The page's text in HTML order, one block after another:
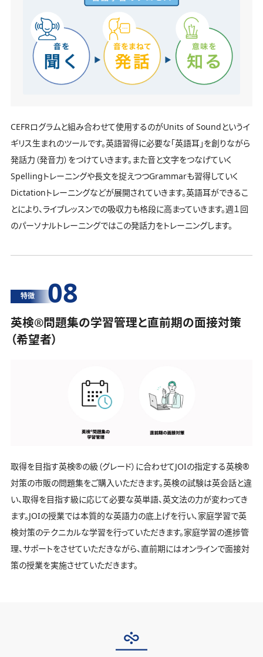
CEFRログラムと組み合わせて使用するのがUnits of Soundというイ
ギリス生まれのツールです。英語習得に必要な「英語耳」を創りながら
発話力（発音力）をつけていきます。また音と文字をつなげていく
Spellingトレーニングや長文を捉えつつGrammarも習得していく
Dictationトレーニングなどが展開されていきます。英語耳ができるこ
とにより、ライブレッスンでの吸収力も格段に高まっていきます。週１回
のパーソナルトレーニングではこの発話力をトレーニングします。
特徴 08
英検®️問題集の学習管理と直前期の面接対策
（希望者）
取得を目指す英検®️の級（グレード）に合わせてJOIの指定する英検®️
対策の市販の問題集をご購入いただきます。英検の試験は英会話と違
い、取得を目指す級に応じて必要な英単語、英文法の力が変わってき
ます。JOIの授業では本質的な英語力の底上げを行い、家庭学習で英
検対策のテクニカルな学習を行っていただきます。家庭学習の進捗管
理、サポートをさせていただきながら、直前期にはオンラインで面接対
策の授業を実施させていただきます。